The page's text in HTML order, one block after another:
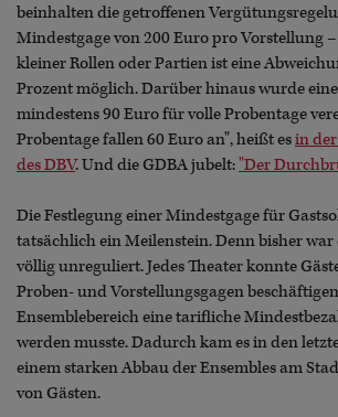
beinhalten die getroffenen
Mindestgage von 200 Euro pro Vorstellung
kleiner Rollen oder Partien ist eine
Prozent möglich. Darüber hinaus wurde
mindestens 90 Euro für volle Probentage
Probentage fallen 60 Euro an", heißt esin
des DBV. Und die GDBA jubelt:"Der
Die Festlegung einer Mindestgage für
tatsächlich ein Meilenstein. Denn bisher war
völlig unreguliert. Jedes Theater konnte
Proben- und Vorstellungsgagen
Ensemblebereich eine tarifliche
werden musste. Dadurch kam es in den
einem starken Abbau der Ensembles am
von Gästen.